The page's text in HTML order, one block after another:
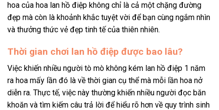
hoa của hoa lan hồ điệp không chỉ là cả một chặng đường
đẹp mà còn là khoảnh khắc tuyệt vời để bạn cùng ngắm nhìn
và thưởng thức vẻ đẹp tinh tế của thiên nhiên.
Thời gian chơi lan hồ điệp được bao lâu?
Việc khiến nhiều người tò mò không kém lan hồ điệp 1 năm
ra hoa mấy lần đó là về thời gian cụ thể mà mỗi lần hoa nở
diễn ra. Thực tế, việc này thường khiến nhiều người đọc băn
khoăn và tìm kiếm câu trả lời để hiểu rõ hơn về quy trình sinh